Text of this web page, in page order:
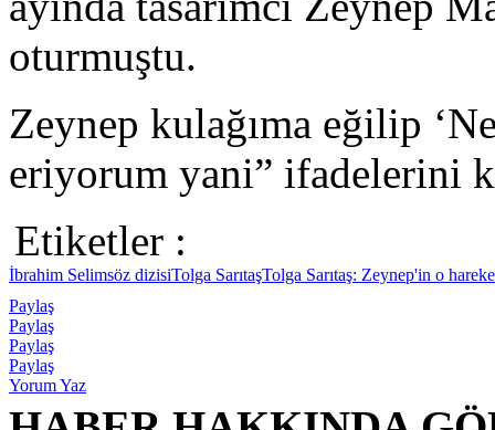
oturmuştu.
Zeynep kulağıma eğilip
eriyorum yani” ifadelerini
Etiketler :
İbrahim Selimsöz dizisiTolga SarıtaşTolga Sarıtaş: Zeynep'in o
Paylaş
Paylaş
Paylaş
Paylaş
Yorum Yaz